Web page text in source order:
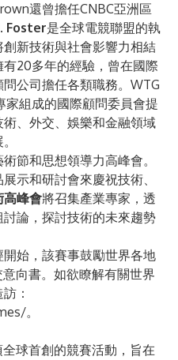
還曾擔任CNBC亞洲區
Foster是全球電競聯盟的執
新技術與社會影響力相結
20多年的經驗，曾在國際
公司擔任各類職務。WTG
組成的國際顧問委員會提
、外交、娛樂和金融領域
節和思想領導力高峰會。
示和研討會來慶祝技術、
高峰會將召集產業專家，透
論，探討技術的未來趨勢
始，該賽事鼓勵世界各地
向書。如欲瞭解有關世界
：
。
球首創的競賽活動，旨在